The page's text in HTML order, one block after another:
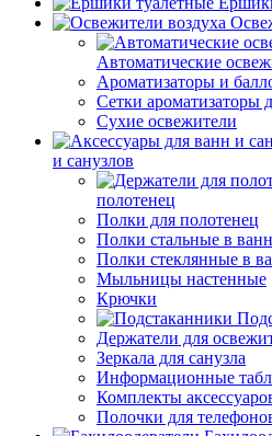
Автоматические
Ароматизаторы и
Сетки ароматизаторы
Сухие освежители
и санузлов
полотенец
Полки для полотенец
Полки стальные в
Полки стеклянные в
Мыльницы настенные
Крючки
Держатели для
Зеркала для санузла
Информационные
Комплекты
Полочки для